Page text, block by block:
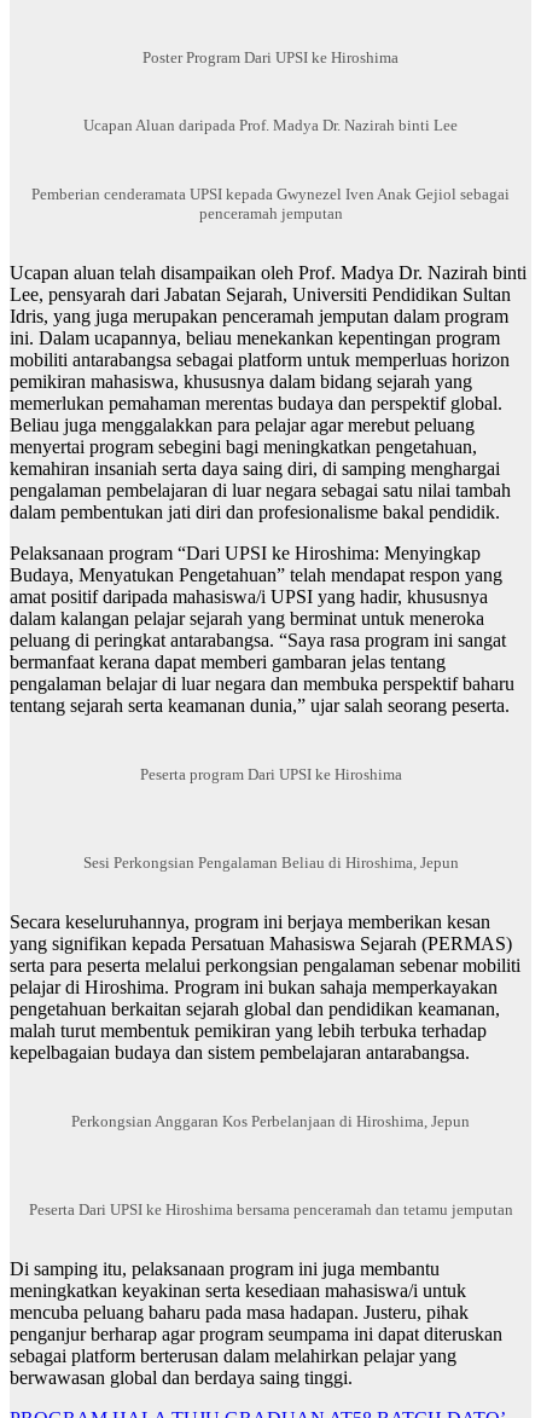
Poster Program Dari UPSI ke Hiroshima
Ucapan Aluan daripada Prof. Madya Dr. Nazirah binti Lee
Pemberian cenderamata UPSI kepada Gwynezel Iven Anak Gejiol sebagai
penceramah jemputan
Ucapan aluan telah disampaikan oleh Prof. Madya Dr. Nazirah binti
Lee, pensyarah dari Jabatan Sejarah, Universiti Pendidikan Sultan
Idris, yang juga merupakan penceramah jemputan dalam program
ini. Dalam ucapannya, beliau menekankan kepentingan program
mobiliti antarabangsa sebagai platform untuk memperluas horizon
pemikiran mahasiswa, khususnya dalam bidang sejarah yang
memerlukan pemahaman merentas budaya dan perspektif global.
Beliau juga menggalakkan para pelajar agar merebut peluang
menyertai program sebegini bagi meningkatkan pengetahuan,
kemahiran insaniah serta daya saing diri, di samping menghargai
pengalaman pembelajaran di luar negara sebagai satu nilai tambah
dalam pembentukan jati diri dan profesionalisme bakal pendidik.
Pelaksanaan program “Dari UPSI ke Hiroshima: Menyingkap
Budaya, Menyatukan Pengetahuan” telah mendapat respon yang
amat positif daripada mahasiswa/i UPSI yang hadir, khususnya
dalam kalangan pelajar sejarah yang berminat untuk meneroka
peluang di peringkat antarabangsa. “Saya rasa program ini sangat
bermanfaat kerana dapat memberi gambaran jelas tentang
pengalaman belajar di luar negara dan membuka perspektif baharu
tentang sejarah serta keamanan dunia,” ujar salah seorang peserta.
Peserta program Dari UPSI ke Hiroshima
Sesi Perkongsian Pengalaman Beliau di Hiroshima, Jepun
Secara keseluruhannya, program ini berjaya memberikan kesan
yang signifikan kepada Persatuan Mahasiswa Sejarah (PERMAS)
serta para peserta melalui perkongsian pengalaman sebenar mobiliti
pelajar di Hiroshima. Program ini bukan sahaja memperkayakan
pengetahuan berkaitan sejarah global dan pendidikan keamanan,
malah turut membentuk pemikiran yang lebih terbuka terhadap
kepelbagaian budaya dan sistem pembelajaran antarabangsa.
Perkongsian Anggaran Kos Perbelanjaan di Hiroshima, Jepun
Peserta Dari UPSI ke Hiroshima bersama penceramah dan tetamu jemputan
Di samping itu, pelaksanaan program ini juga membantu
meningkatkan keyakinan serta kesediaan mahasiswa/i untuk
mencuba peluang baharu pada masa hadapan. Justeru, pihak
penganjur berharap agar program seumpama ini dapat diteruskan
sebagai platform berterusan dalam melahirkan pelajar yang
berwawasan global dan berdaya saing tinggi.